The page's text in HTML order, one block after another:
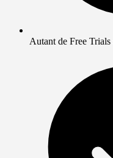
Autant de Free